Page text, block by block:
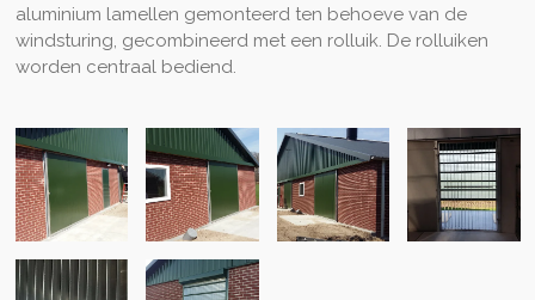
aluminium lamellen gemonteerd ten behoeve van de
windsturing, gecombineerd met een rolluik. De rolluiken
worden centraal bediend.